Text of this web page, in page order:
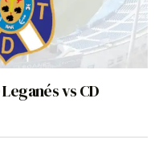
vs CD